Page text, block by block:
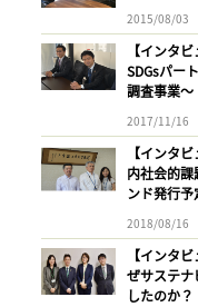
2015/08/03
【インタ
SDGsパー
調査事業〜
2017/11/16
【インタ
内社会的
ンド発行
2018/08/16
【インタ
ぜサステナ
したのか？